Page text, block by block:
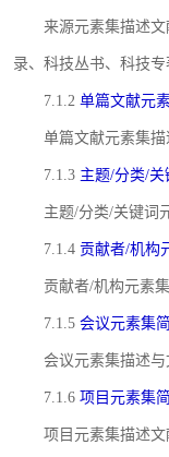
来源元素集描述
录、科技丛书、科技
7.1.2 单篇文献元
单篇文献元素集
7.1.3 主题/分类/
主题/分类/关键词
7.1.4 贡献者/机构
贡献者/机构元素
7.1.5 会议元素集
会议元素集描述
7.1.6 项目元素集
项目元素集描述